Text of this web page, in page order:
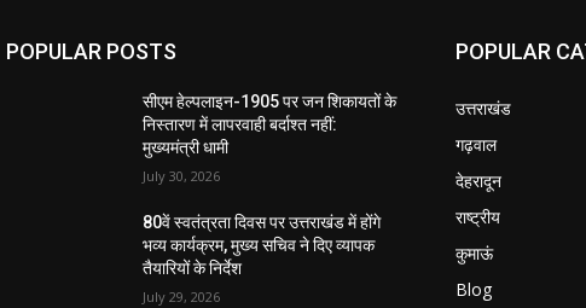
POPULAR POSTS
सीएम हेल्पलाइन-1905 पर जन शिकायतों के
निस्तारण में लापरवाही बर्दाश्त नहीं:
मुख्यमंत्री धामी
July 30, 2026
80वें स्वतंत्रता दिवस पर उत्तराखंड में होंगे
भव्य कार्यक्रम, मुख्य सचिव ने दिए व्यापक
तैयारियों के निर्देश
July 29, 2026
POPULAR
उत्तराखंड
गढ़वाल
देहरादून
राष्ट्रीय
कुमाऊं
Blog